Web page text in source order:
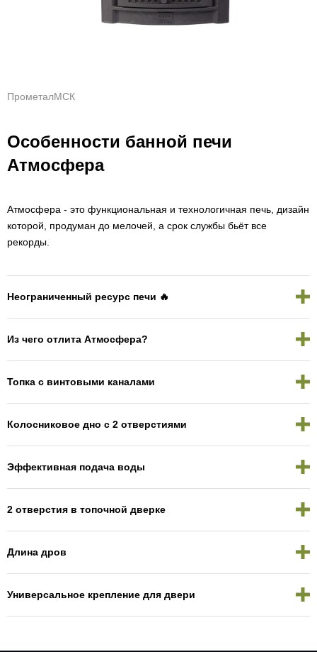
ПрометалМСК
Особенности банной печи
Атмосфера
Атмосфера - это функциональная и технологичная печь, дизайн
которой, продуман до мелочей, а срок службы бьёт все
рекорды.
Неограниченный ресурс печи 🔥
Из чего отлита Атмосфера?
Топка с винтовыми каналами
Колосниковое дно с 2 отверстиями
Эффективная подача воды
2 отверстия в топочной дверке
Длина дров
Универсальное крепление для двери